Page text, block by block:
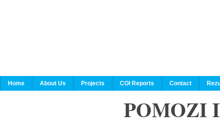
Home About Us Projects COI Reports Contact
POMOZI